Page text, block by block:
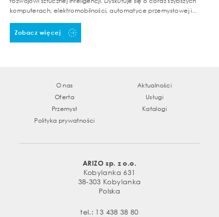
komputerach, elektromobilności, automatyce przemysłowej i...
Zobacz więcej
O nas
Aktualności
Oferta
Usługi
Przemysł
Katalogi
Polityka prywatności
ARIZO sp. z o.o.
Kobylanka 631
38-303 Kobylanka
Polska
tel.: 13 438 38 80